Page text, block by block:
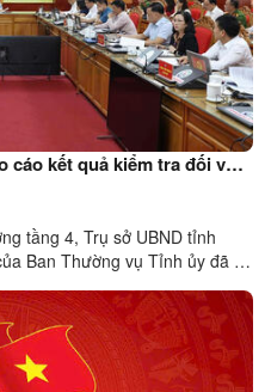
cáo kết quả kiểm tra đối với
tầng 4, Trụ sở UBND tỉnh
Ban Thường vụ Tỉnh ủy đã tổ
Đăng, Cao Lộc, Công Sơn
chí Đinh Hữu Học ...